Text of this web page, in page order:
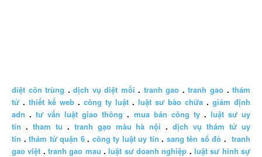
diệt côn trùng .dịch vụ diệt mối . tranh gao .tranh gao .thám
tử . thiết kế web . công ty luật . luật sư bào chữa . giám định
adn .tư vấn luật giao thông . mua bán công ty. luật sư uy
tín . tham tu . tranh gạo màu hà nội .dịch vụ thám tử uy
tín .thám tử quận 6. công ty luật uy tín . sang tên sổ đỏ .tranh
gao việt .tranh gao mau .luật sư doanh nghiệp .luật sư hình sự